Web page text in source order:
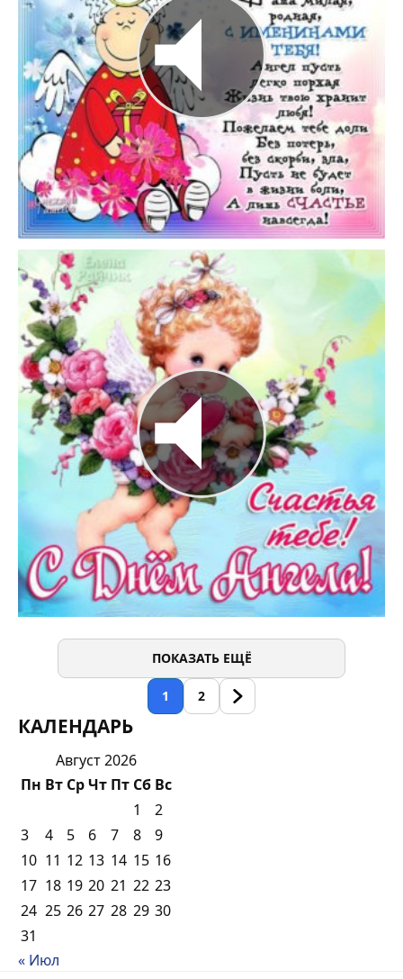
ПОКАЗАТЬ ЕЩЁ
1 2
КАЛЕНДАРЬ
Август 2026
Пн Вт СрЧт Пт Сб Вс
1
2
3
4 5 6 7 8
9
10 11 12 13 14 15 16
17 18 19 20 21 22 23
24 25 26 27 28 29 30
31
« Июл